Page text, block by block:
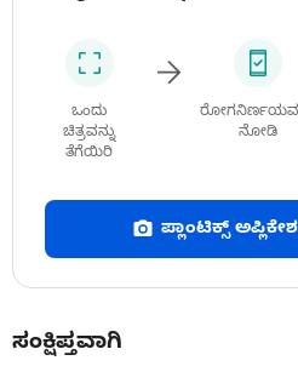
ಒಂದು
ಚಿತ್ರವನ್ನು
ತೆಗೆಯಿರಿ
ನೋಡಿ
ಪ್ಲಾಂಟಿಕ್ಸ್
ಸಂಕ್ಷಿಪ್ತವಾಗಿ